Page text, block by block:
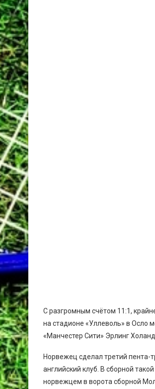
С разгромным счётом 11:1,
на стадионе «Уллеволь» в Осло
«Манчестер Сити» Эрлинг Холанд.
Норвежец сделал третий пента-
английский клуб. В сборной
норвежцем в ворота сборной